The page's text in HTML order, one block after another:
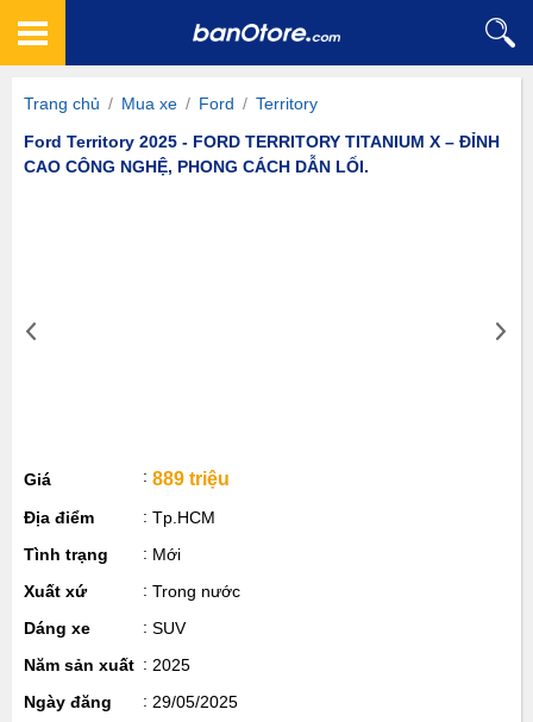
Trang chủ / Mua xe / Ford / Territory
Ford Territory 2025 - FORD TERRITORY TITANIUM X – ĐỈNH
CAO CÔNG NGHỆ, PHONG CÁCH DẪN LỐI.
Giá 889 triệu
Địa điểm
Tp.HCM
Tình trạng
Mới
Xuất xứ
Trong nước
Dáng xe
SUV
Năm sản xuất
2025
Ngày đăng
29/05/2025